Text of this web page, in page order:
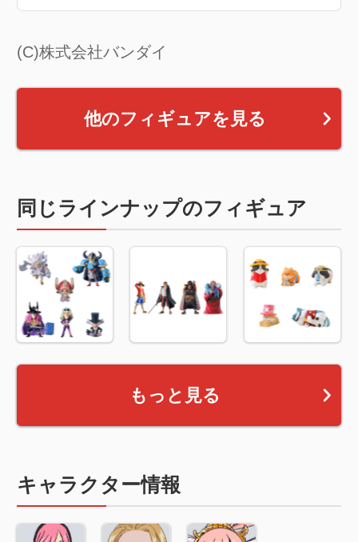
(C)株式会社バンダイ
他のフィギュアを見る
同じラインナップのフィギュア
もっと見る
キャラクター情報